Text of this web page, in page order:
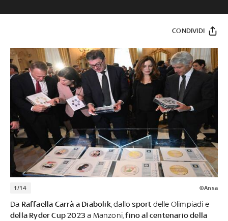
CONDIVIDI
1/14 ©Ansa
Da Raffaella Carrà a Diabolik, dallosport delle Olimpiadi e
della Ryder Cup 2023 a Manzoni,fino al centenario della